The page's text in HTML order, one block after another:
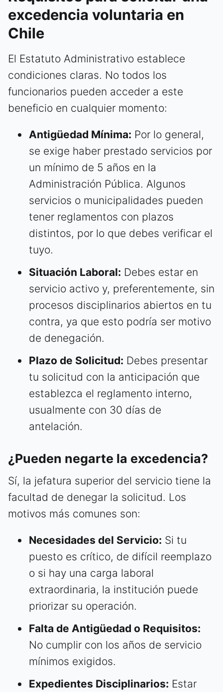
excedencia voluntaria en
Chile
El Estatuto Administrativo establece
condiciones claras. No todos los
funcionarios pueden acceder a este
beneficio en cualquier momento:
Antigüedad Mínima: Por lo general,
se exige haber prestado servicios por
un mínimo de 5 años en la
Administración Pública. Algunos
servicios o municipalidades pueden
tener reglamentos con plazos
distintos, por lo que debes verificar el
tuyo.
Situación Laboral: Debes estar en
servicio activo y, preferentemente, sin
procesos disciplinarios abiertos en tu
contra, ya que esto podría ser motivo
de denegación.
Plazo de Solicitud: Debes presentar
tu solicitud con la anticipación que
establezca el reglamento interno,
usualmente con 30 días de
antelación.
¿Pueden negarte la excedencia?
Sí, la jefatura superior del servicio tiene la
facultad de denegar la solicitud. Los
motivos más comunes son:
Necesidades del Servicio: Si tu
puesto es crítico, de difícil reemplazo
o si hay una carga laboral
extraordinaria, la institución puede
priorizar su operación.
Falta de Antigüedad o Requisitos:
No cumplir con los años de servicio
mínimos exigidos.
Expedientes Disciplinarios: Estar